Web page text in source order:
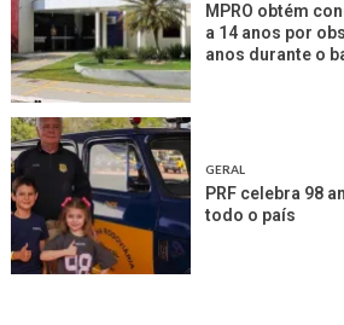
MPRO obtém
a 14 anos por
anos durante o
GERAL
PRF celebra 98
todo o país